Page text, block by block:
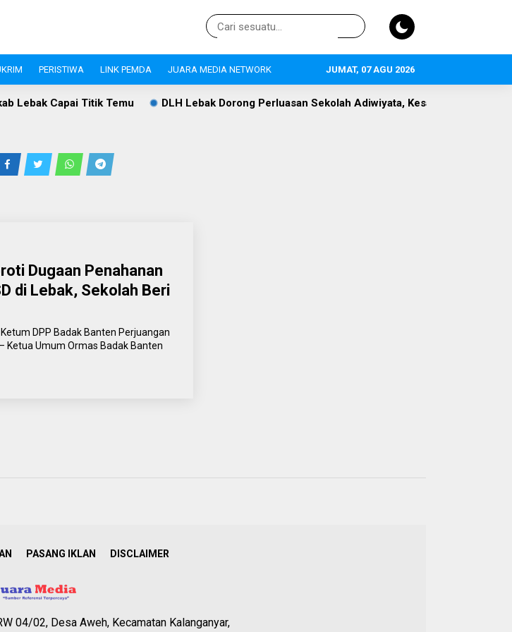
PERISTIWA LINK PEMDA JUARA MEDIA NETWORK JUMAT, 07 AGU 2026
Capai Titik Temu DLH Lebak Dorong Perluasan Sekolah Adiwiyata, Kesadaran Lingkungan
Dugaan Penahanan
di Lebak, Sekolah Beri
DPP Badak Banten Perjuangan
Ketua Umum Ormas Badak Banten
PASANG IKLAN DISCLAIMER
04/02, Desa Aweh, Kecamatan Kalanganyar,